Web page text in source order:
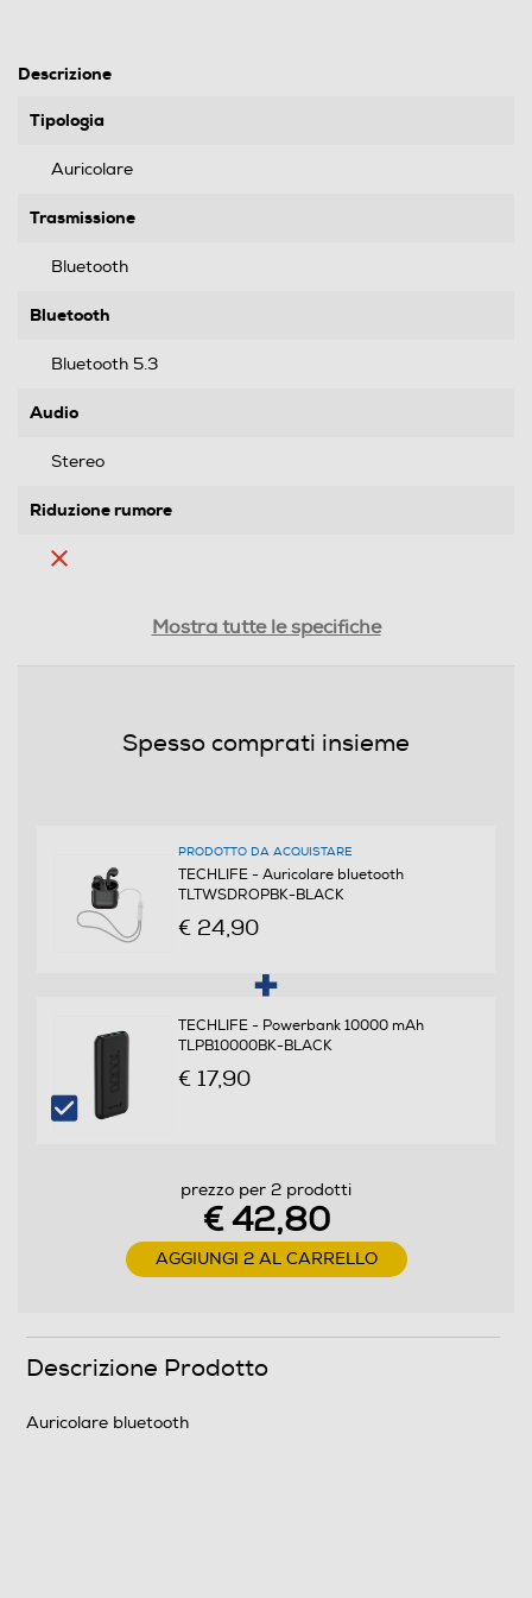
Descrizione
Tipologia
Auricolare
Trasmissione
Bluetooth
Bluetooth
Bluetooth 5.3
Audio
Stereo
Riduzione rumore
Dimensioni - PesoMostra tutte le specifiche
Spesso comprati insieme
PRODOTTO DA ACQUISTARE
TECHLIFE - Auricolare bluetooth
TLTWSDROPBK-BLACK
€ 24,90
TECHLIFE - Powerbank 10000 mAh
TLPB10000BK-BLACK
€ 17,90
prezzo per 2 prodotti
€ 42,80
AGGIUNGI 2 AL CARRELLO
Descrizione Prodotto
Auricolare bluetooth